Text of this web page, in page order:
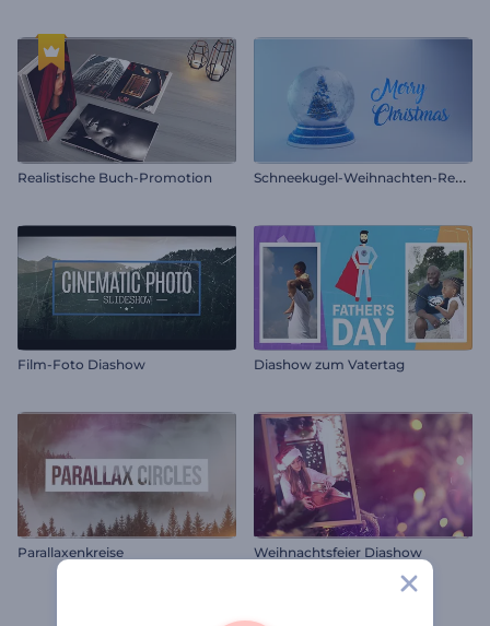
Realistische Buch-Promotion S
chneekugel-Weihnachten-Reveal
Film-Foto Diashow Diashow zum Vatertag
Parallaxenkreise Weihnachtsfeier Diashow